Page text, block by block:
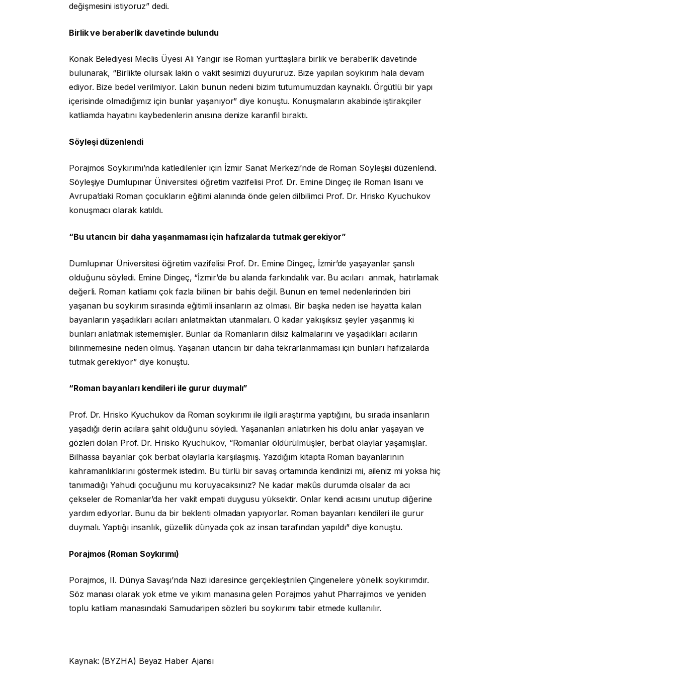
değişmesini istiyoruz” dedi.
Birlik ve beraberlik davetinde bulundu
Konak Belediyesi Meclis Üyesi Ali Yangır ise Roman yurttaşlara birlik ve beraberlik davetinde
bulunarak, “Birlikte olursak lakin o vakit sesimizi duyururuz. Bize yapılan soykırım hala devam
ediyor. Bize bedel verilmiyor. Lakin bunun nedeni bizim tutumumuzdan kaynaklı. Örgütlü bir yapı
içerisinde olmadığımız için bunlar yaşanıyor” diye konuştu. Konuşmaların akabinde iştirakçiler
katliamda hayatını kaybedenlerin anısına denize karanfil bıraktı.
Söyleşi düzenlendi
Porajmos Soykırımı’nda katledilenler için İzmir Sanat Merkezi’nde de Roman Söyleşisi düzenlendi.
Söyleşiye Dumlupınar Üniversitesi öğretim vazifelisi Prof. Dr. Emine Dingeç ile Roman lisanı ve
Avrupa’daki Roman çocukların eğitimi alanında önde gelen dilbilimci Prof. Dr. Hrisko Kyuchukov
konuşmacı olarak katıldı.
“Bu utancın bir daha yaşanmaması için hafızalarda tutmak gerekiyor”
Dumlupınar Üniversitesi öğretim vazifelisi Prof. Dr. Emine Dingeç, İzmir’de yaşayanlar şanslı
olduğunu söyledi. Emine Dingeç, “İzmir’de bu alanda farkındalık var. Bu acıları anmak, hatırlamak
değerli. Roman katliamı çok fazla bilinen bir bahis değil. Bunun en temel nedenlerinden biri
yaşanan bu soykırım sırasında eğitimli insanların az olması. Bir başka neden ise hayatta kalan
bayanların yaşadıkları acıları anlatmaktan utanmaları. O kadar yakışıksız şeyler yaşanmış ki
bunları anlatmak istememişler. Bunlar da Romanların dilsiz kalmalarını ve yaşadıkları acıların
bilinmemesine neden olmuş. Yaşanan utancın bir daha tekrarlanmaması için bunları hafızalarda
tutmak gerekiyor” diye konuştu.
“Roman bayanları kendileri ile gurur duymalı”
Prof. Dr. Hrisko Kyuchukov da Roman soykırımı ile ilgili araştırma yaptığını, bu sırada insanların
yaşadığı derin acılara şahit olduğunu söyledi. Yaşananları anlatırken his dolu anlar yaşayan ve
gözleri dolan Prof. Dr. Hrisko Kyuchukov, “Romanlar öldürülmüşler, berbat olaylar yaşamışlar.
Bilhassa bayanlar çok berbat olaylarla karşılaşmış. Yazdığım kitapta Roman bayanlarının
kahramanlıklarını göstermek istedim. Bu türlü bir savaş ortamında kendinizi mi, aileniz mi yoksa hiç
tanımadığı Yahudi çocuğunu mu koruyacaksınız? Ne kadar makûs durumda olsalar da acı
çekseler de Romanlar’da her vakit empati duygusu yüksektir. Onlar kendi acısını unutup diğerine
yardım ediyorlar. Bunu da bir beklenti olmadan yapıyorlar. Roman bayanları kendileri ile gurur
duymalı. Yaptığı insanlık, güzellik dünyada çok az insan tarafından yapıldı” diye konuştu.
Porajmos (Roman Soykırımı)
Porajmos, II. Dünya Savaşı’nda Nazi idaresince gerçekleştirilen Çingenelere yönelik soykırımdır.
Söz manası olarak yok etme ve yıkım manasına gelen Porajmos yahut Pharrajimos ve yeniden
toplu katliam manasındaki Samudaripen sözleri bu soykırımı tabir etmede kullanılır.
Kaynak: (BYZHA) Beyaz Haber Ajansı